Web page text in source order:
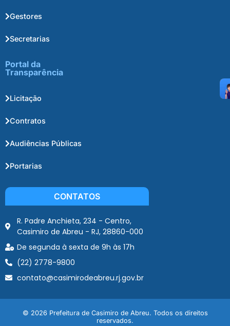
Gestores
Secretarias
Portal da
Transparência
Licitação
Contratos
Audiências Públicas
Portarias
CONTATOS
R. Padre Anchieta, 234 - Centro,
Casimiro de Abreu - RJ, 28860-000
De segunda à sexta de 9h às 17h
(22) 2778-9800
contato@casimirodeabreu.rj.gov.br
© 2026 Prefeitura de Casimiro de Abreu. Todos os direitos
reservados.